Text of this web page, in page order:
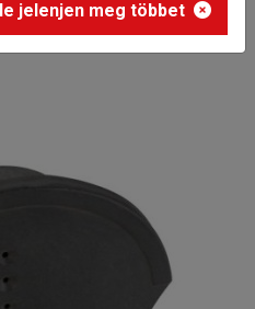
17 cm
jelenjen meg többet